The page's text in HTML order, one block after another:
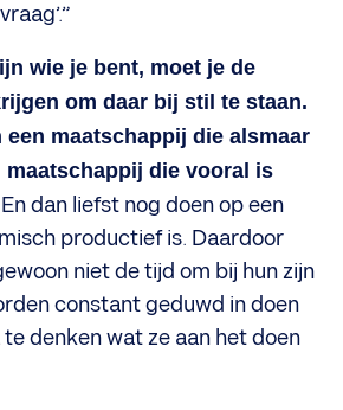
wie je bent, moet je de
om daar bij stil te staan.
een maatschappij die alsmaar
maatschappij die vooral is
En dan liefst nog doen op een
productief is. Daardoor
niet de tijd om bij hun zijn
constant geduwd in doen
denken wat ze aan het doen